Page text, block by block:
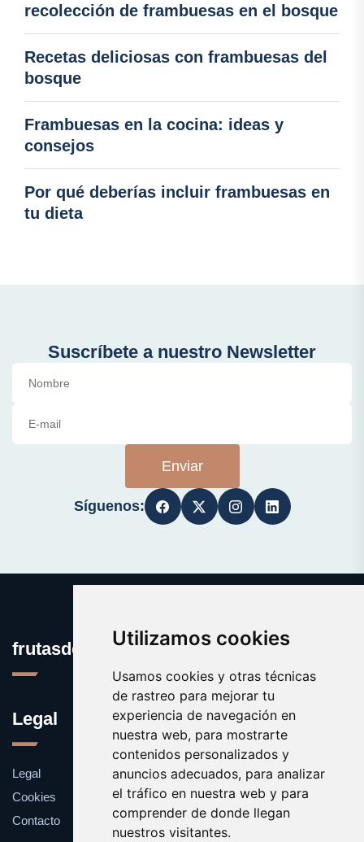
Utilizamos cookies
Usamos cookies y otras técnicas
de rastreo para mejorar tu
experiencia de navegación en
nuestra web, para mostrarte
contenidos personalizados y
anuncios adecuados, para analizar
el tráfico en nuestra web y para
comprender de donde llegan
nuestros visitantes.
recolección de frambuesas en el bosque
Recetas deliciosas con frambuesas del
bosque
Frambuesas en la cocina: ideas y
consejos
Por qué deberías incluir frambuesas en
tu dieta
Suscríbete a nuestro Newsletter
Enviar
Síguenos:
frutasdelbosque.com
Legal
Legal
Cookies
Contacto